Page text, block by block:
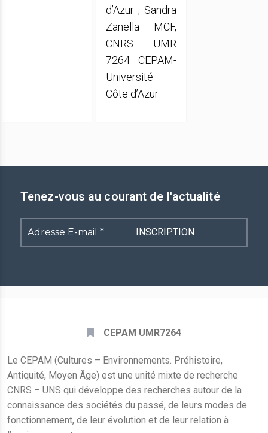
d’Azur ; Sandra
Zanella MCF,
CNRS UMR
7264 CEPAM-
Université
Côte d’Azur
Tenez-vous au courant de l'actualité
Adresse
E-
CEPAM UMR7264
Le CEPAM (Cultures – Environnements. Préhistoire,
Antiquité, Moyen Âge) est une unité mixte de recherche
CNRS – UNS qui développe des recherches autour de la
connaissance des sociétés du passé, de leurs modes de
fonctionnement, de leur évolution et de leur relation à